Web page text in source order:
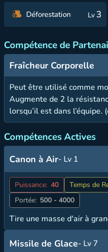
Déforestation Lv 3
Compétence de
Fraîcheur Corporelle
Peut être utilisé comme
Augmente de 2 la
lorsqu’il est dans
Compétences Actives
Canon à Air- Lv 1
Puissance: 40 Temps de
Portée: 500 - 4000
Tire une masse d'air à
Missile de Glace- Lv 7